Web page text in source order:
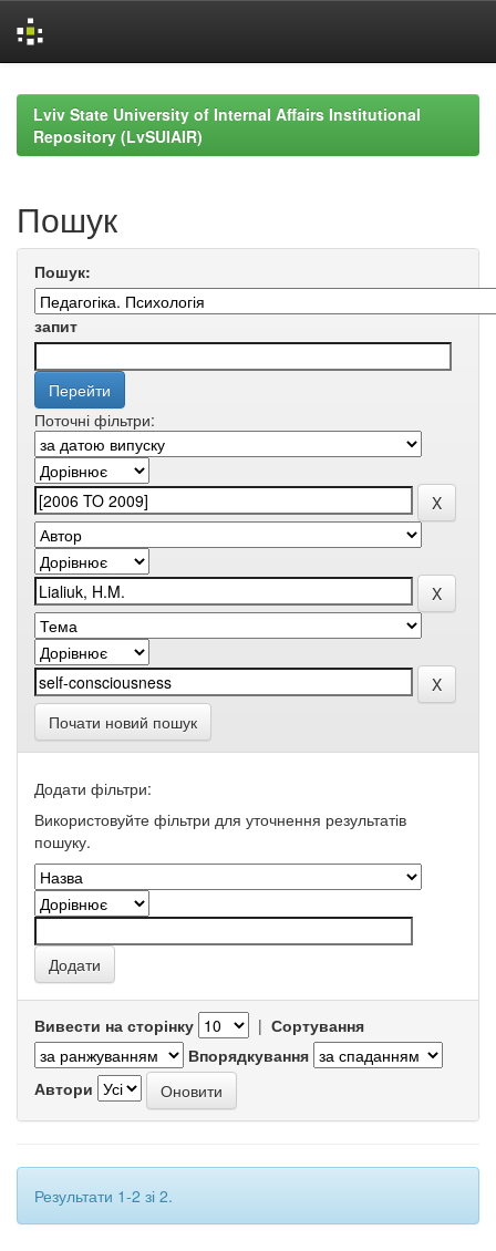
navigationLviv State University of Internal Affairs Institutional
Repository (LvSUIAIR)
Пошук
Пошук:
запит
Поточні фільтри:
Почати новий пошук
Додати фільтри:
Використовуйте фільтри для уточнення результатів
пошуку.
Вивести на сторінку | Сортування
Впорядкування
Автори
Результати 1-2 зі 2.